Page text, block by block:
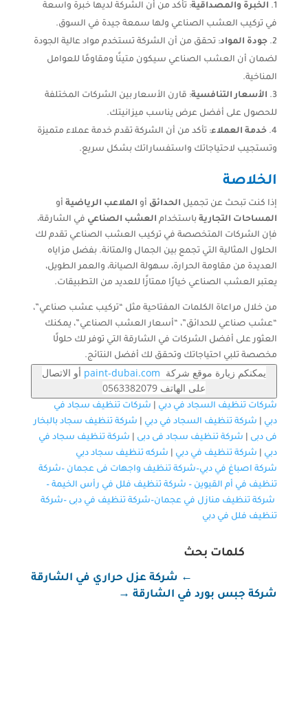
الخبرة والمصداقية: تأكد من أن الشركة لديها خبرة واسعة
في تركيب العشب الصناعي ولها سمعة جيدة في السوق.
جودة المواد: تحقق من أن الشركة تستخدم مواد عالية الجودة
لضمان أن العشب الصناعي سيكون متينًا ومقاومًا للعوامل
المناخية.
الأسعار التنافسية: قارن الأسعار بين الشركات المختلفة
للحصول على أفضل عرض يناسب ميزانيتك.
خدمة العملاء: تأكد من أن الشركة تقدم خدمة عملاء متميزة
وتستجيب لاحتياجاتك واستفساراتك بشكل سريع.
الخلاصة
إذا كنت تبحث عن تجميل الحدائق أو الملاعب الرياضيةأو
المساحات التجاريةباستخدام العشب الصناعي في الشارقة،
فإن الشركات المتخصصة في تركيب العشب الصناعي تقدم لك
الحلول المثالية التي تجمع بين الجمال والمتانة. بفضل مزاياه
العديدة من مقاومة الحرارة، سهولة الصيانة، والعمر الطويل،
يعتبر العشب الصناعي خيارًا ممتازًا للعديد من التطبيقات.
من خلال مراعاة الكلمات المفتاحية مثل “تركيب عشب صناعي”،
“عشب صناعي للحدائق”، “أسعار العشب الصناعي”، يمكنك
العثور على أفضل الشركات في الشارقة التي توفر لك حلولًا
مخصصة تلبي احتياجاتك وتحقق لك أفضل النتائج.
يمكنكم زيارة موقع شركة paint-dubai.com أو الاتصال
على الهاتف 0563382079
شركات تنظيف السجاد في دبي
شركات تنظيف سجاد في
دبي
شركة تنظيف السجاد في دبي
شركة تنظيف سجاد بالبخار
فى دبى
شركة تنظيف سجاد فى دبى
شركة تنظيف سجاد في
دبي
شركة تنظيف في دبي
شركه تنظيف سجاد دبي
شركة اصباغ في دبي–شركة تنظيف واجهات فى عجمان –شركة
تنظيف في أم القيوين – شركة تنظيف فلل في رأس الخيمة–
شركة تنظيف منازل في عجمان–شركة تنظيف في دبى –شركة
تنظيف فلل في دبي
كلمات بحث
← شركة عزل حراري في الشارقة
شركة جبس بورد في الشارقة→